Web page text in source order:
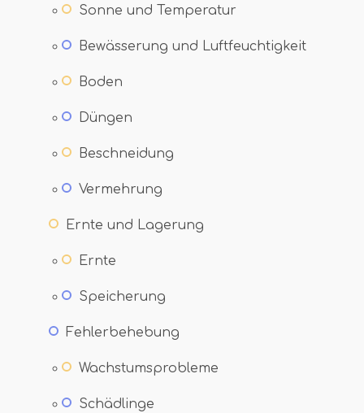
Sonne und Temperatur
Bewässerung und Luftfeuchtigkeit
Boden
Düngen
Beschneidung
Vermehrung
Ernte und Lagerung
Ernte
Speicherung
Fehlerbehebung
Wachstumsprobleme
Schädlinge